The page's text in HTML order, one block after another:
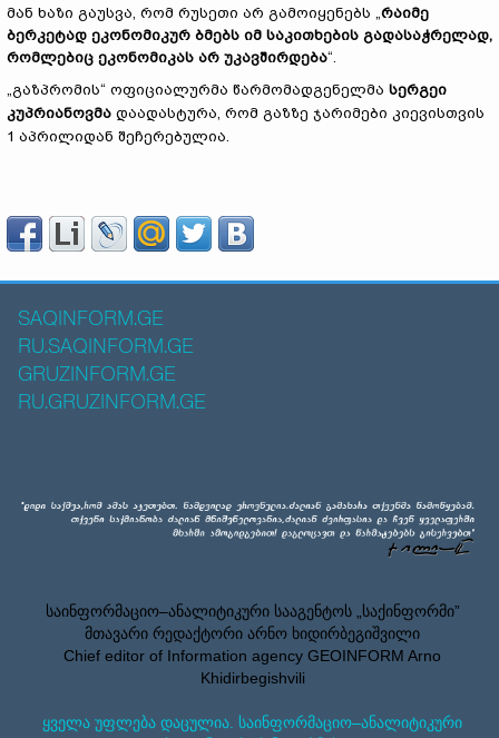
მან ხაზი გაუსვა, რომ რუსეთი არ გამოიყენებს „რაიმე
ბერკეტად ეკონომიკურ ბმებს იმ საკითხების გადასაჭრელად,
რომლებიც ეკონომიკას არ უკავშირდება“.
„გაზპრომის“ ოფიციალურმა წარმომადგენელმა სერგეი
კუპრიანოვმა დაადასტურა, რომ გაზზე ჯარიმები კიევისთვის
1 აპრილიდან შეჩერებულია.
SAQINFORM.GE
RU.SAQINFORM.GE
GRUZINFORM.GE
RU.GRUZINFORM.GE
საინფორმაციო–ანალიტიკური სააგენტოს „საქინფორმი”
მთავარი რედაქტორი არნო ხიდირბეგიშვილი
Chief editor of Information agency GEOINFORM Arno
Khidirbegishvili
ყველა უფლება დაცულია. საინფორმაციო–ანალიტიკური